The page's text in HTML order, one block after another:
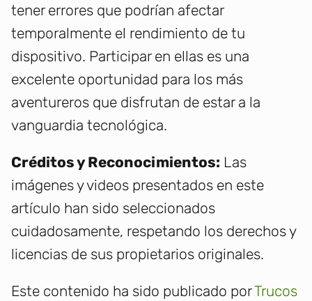
tener errores que podrían afectar
temporalmente el rendimiento de tu
dispositivo. Participar en ellas es una
excelente oportunidad para los más
aventureros que disfrutan de estar a la
vanguardia tecnológica.
Créditos y Reconocimientos: Las
imágenes y videos presentados en este
artículo han sido seleccionados
cuidadosamente, respetando los derechos y
licencias de sus propietarios originales.
Este contenido ha sido publicado porTrucos